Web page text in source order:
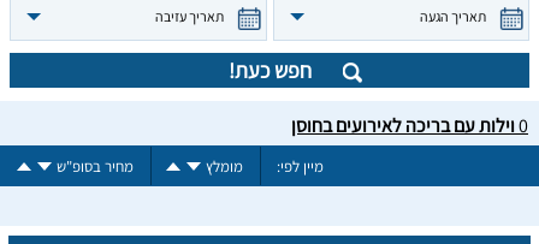
תאריך הגעה תאריך עזיבה
חפש כעת!
0וילות עם בריכה לאירועים בחוסן
מיין לפי: מומלץ מחיר בסופ"ש